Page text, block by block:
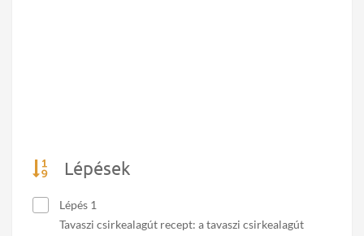
Lépések
Lépés 1
Tavaszi csirkealagút recept: a tavaszi csirkealagút